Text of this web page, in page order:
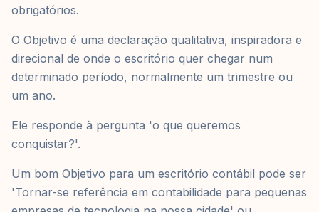
obrigatórios.
O Objetivo é uma declaração qualitativa, inspiradora e
direcional de onde o escritório quer chegar num
determinado período, normalmente um trimestre ou
um ano.
Ele responde à pergunta 'o que queremos
conquistar?'.
Um bom Objetivo para um escritório contábil pode ser
'Tornar-se referência em contabilidade para pequenas